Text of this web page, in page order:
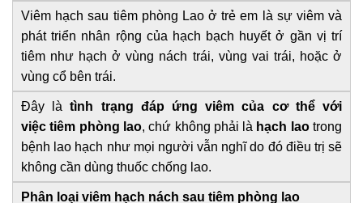
Viêm hạch sau tiêm phòng Lao ở trẻ em là sự viêm và
phát triển nhân rộng của hạch bạch huyết ở gần vị trí
tiêm như hạch ở vùng nách trái, vùng vai trái, hoặc ở
vùng cổ bên trái.
Đây là tình trạng đáp ứng viêm của cơ thể với
việc tiêm phòng lao, chứ không phải là hạch laotrong
bệnh lao hạch như mọi người vẫn nghĩ do đó điều trị sẽ
không cần dùng thuốc chống lao.
Phân loại viêm hạch nách sau tiêm phòng lao